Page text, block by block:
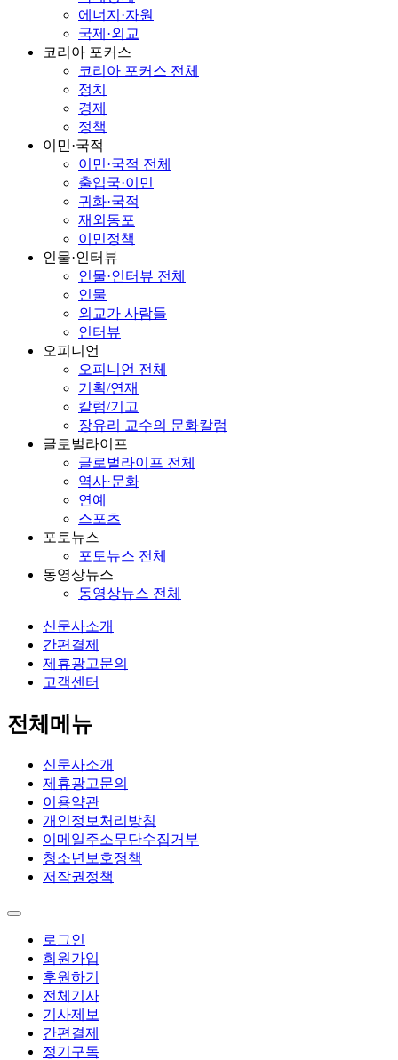
에너지·자원
국제·외교
코리아 포커스
코리아 포커스 전체
정치
경제
정책
이민·국적
이민·국적 전체
출입국·이민
귀화·국적
재외동포
이민정책
인물·인터뷰
인물·인터뷰 전체
인물
외교가 사람들
인터뷰
오피니언
오피니언 전체
기획/연재
칼럼/기고
장유리 교수의 문화칼럼
글로벌라이프
글로벌라이프 전체
역사·문화
연예
스포츠
포토뉴스
포토뉴스 전체
동영상뉴스
동영상뉴스 전체
신문사소개
간편결제
제휴광고문의
고객센터
전체메뉴
신문사소개
제휴광고문의
이용약관
개인정보처리방침
이메일주소무단수집거부
청소년보호정책
저작권정책
로그인
회원가입
후원하기
전체기사
기사제보
간편결제
정기구독